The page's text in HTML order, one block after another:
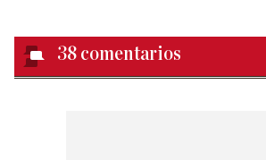
38 comentarios